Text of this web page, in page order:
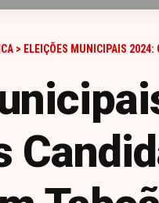
> ELEIÇÕES MUNICIPAIS 2024: